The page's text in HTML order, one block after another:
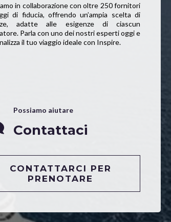
in collaborazione con oltre 250 fornitori
di fiducia, offrendo un’ampia scelta di
adatte alle esigenze di ciascun
Parla con uno dei nostri esperti oggi e
il tuo viaggio ideale con Inspire.
Possiamo aiutare
Contattaci
CONTATTARCI PER
PRENOTARE